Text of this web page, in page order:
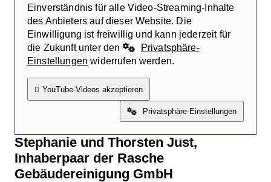
Einverständnis für alle Video-Streaming-Inhalte
des Anbieters auf dieser Website. Die
Einwilligung ist freiwillig und kann jederzeit für
die Zukunft unter den
Privatsphäre-
Einstellungen widerrufen werden.
YouTube-Videos akzeptieren
Privatsphäre-Einstellungen
Stephanie und Thorsten Just,
Inhaberpaar der Rasche
Gebäudereinigung GmbH